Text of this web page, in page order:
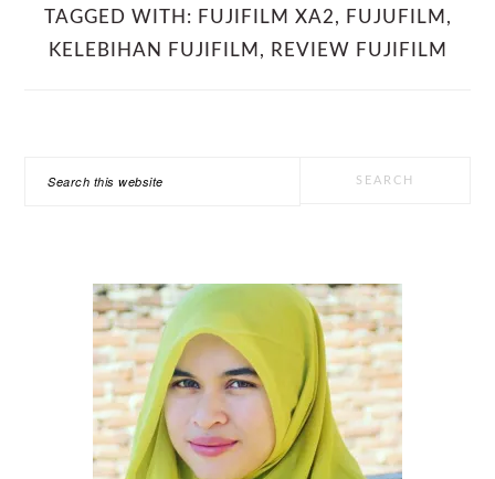
TAGGED WITH: FUJIFILM XA2, FUJUFILM ,
KELEBIHAN FUJIFILM , REVIEW FUJIFILM
Search